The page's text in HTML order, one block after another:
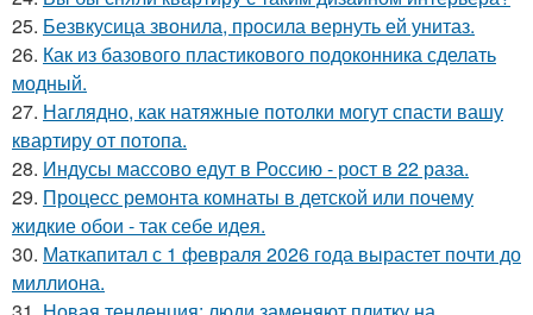
25. Безвкусица звонила, просила вернуть ей унитаз.
26. Как из базового пластикового подоконника сделать
модный.
27. Наглядно, как натяжные потолки могут спасти вашу
квартиру от потопа.
28. Индусы массово едут в Россию - рост в 22 раза.
29. Процесс ремонта комнаты в детской или почему
жидкие обои - так себе идея.
30. Маткапитал с 1 февраля 2026 года вырастет почти до
миллиона.